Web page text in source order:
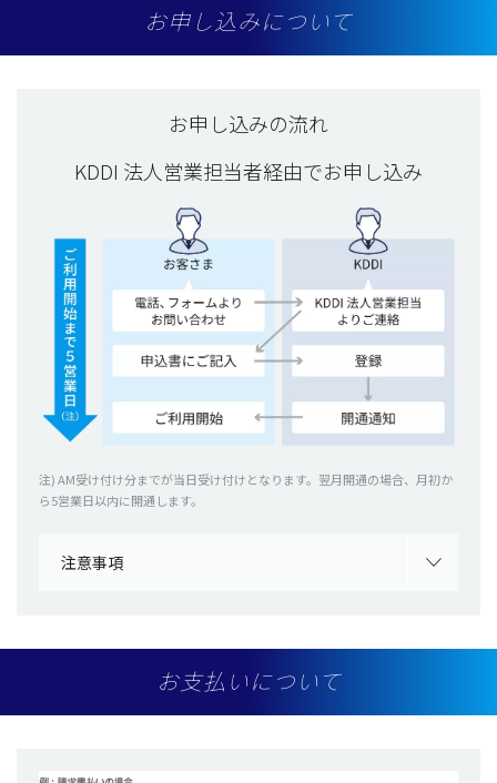
お申し込みについて
お申し込みの流れ
KDDI 法人営業担当者経由でお申し込み
注) AM受け付け分までが当日受け付けとなります。 翌月開通の場合、 月初か
ら5営業日以内に開通 します。
注意事項
お支払いについて